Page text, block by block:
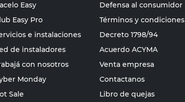
Easy
Easy Pro
e instalaciones
de instaladores
con nosotros
Monday
Sale
Defensa al consumidor
Términos y condiciones
Decreto 1798/94
Acuerdo ACYMA
Venta empresa
Contactanos
Libro de quejas